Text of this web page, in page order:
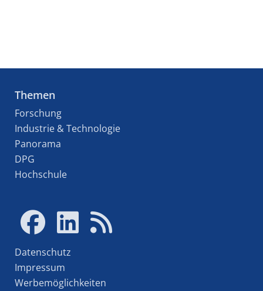
Themen
Forschung
Industrie & Technologie
Panorama
DPG
Hochschule
Datenschutz
Impressum
Werbemöglichkeiten